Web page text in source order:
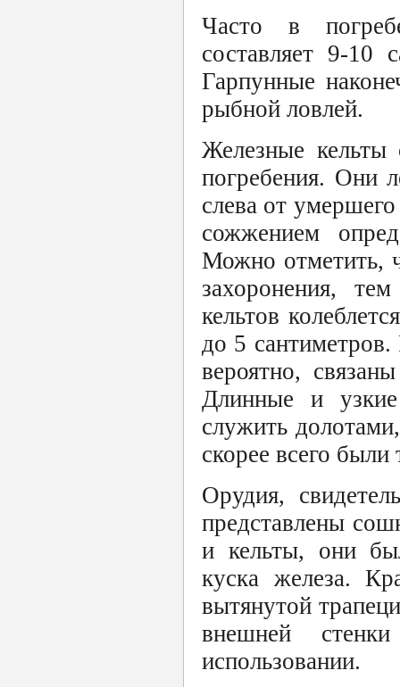
Часто в
составляет 9-10
Гарпунные
рыбной ловлей.
Железные
погребения. Они
слева от
сожжением
Можно отметить,
захоронения,
кельтов
до 5
вероятно,
Длинные и
служить
скорее всего
Орудия,
представлены
и кельты, они
куска железа.
вытянутой
внешней
использовании.